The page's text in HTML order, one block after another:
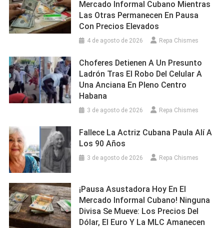
Mercado Informal Cubano Mientras
Las Otras Permanecen En Pausa
Con Precios Elevados
4 de agosto de 2026 Repa Chismes
Choferes Detienen A Un Presunto
Ladrón Tras El Robo Del Celular A
Una Anciana En Pleno Centro
Habana
3 de agosto de 2026 Repa Chismes
Fallece La Actriz Cubana Paula Alí A
Los 90 Años
3 de agosto de 2026 Repa Chismes
¡Pausa Asustadora Hoy En El
Mercado Informal Cubano! Ninguna
Divisa Se Mueve: Los Precios Del
Dólar, El Euro Y La MLC Amanecen